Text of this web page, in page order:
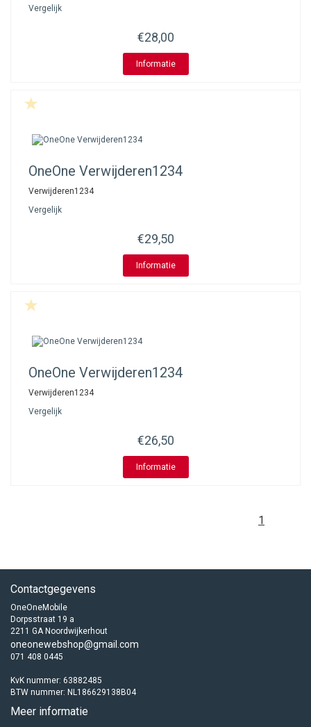
Vergelijk
€28,00
Informatie
OneOne Verwijderen1234
Verwijderen1234
Vergelijk
€29,50
Informatie
OneOne Verwijderen1234
Verwijderen1234
Vergelijk
€26,50
Informatie
1
Contactgegevens
OneOneMobile
Dorpsstraat 19 a
2211 GA Noordwijkerhout
oneonewebshop@gmail.com
071 408 0445
KvK nummer: 63882485
BTW nummer: NL186629138B04
Meer informatie